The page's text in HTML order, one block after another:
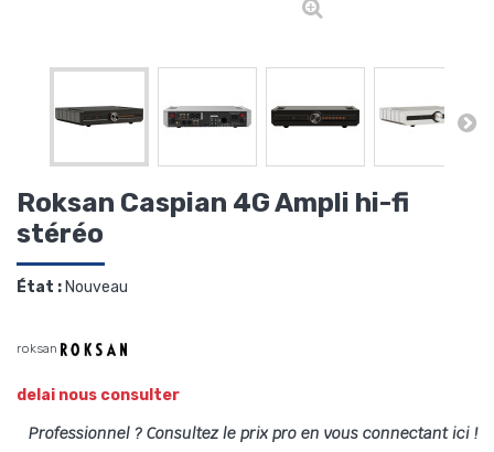
Roksan Caspian 4G Ampli hi-fi
stéréo
État :Nouveau
roksan
delai nous consulter
Professionnel ? Consultez le prix pro en vous connectant ici !